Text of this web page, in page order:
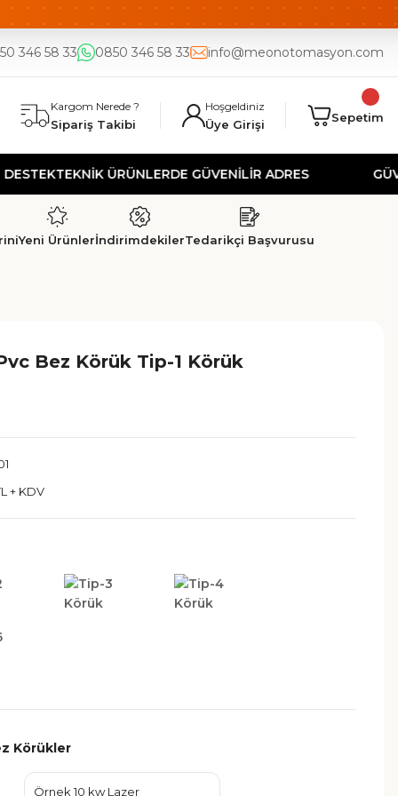
UYGUN FİYAT
346 58 33
0850 346 58 33 info@meonotomasyon.com
Kargom Nerede ?
Sipariş Takibi
Hoşgeldiniz
Üye Girişi Sepetim
ÜRÜNLERDE GÜVENİLİR ADRES GÜVENLİ
Yeni ÜrünlerİndirimdekilerTedarikçi Başvurusu
Bez Körük Tip-1 Körük
+ KDV
Körükler